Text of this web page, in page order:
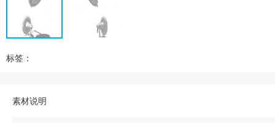
标签：
素材说明